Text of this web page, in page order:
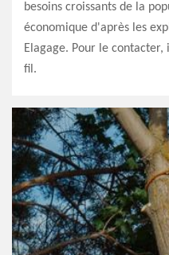
besoins croissants de la
économique d'après les
Elagage. Pour le
fil.